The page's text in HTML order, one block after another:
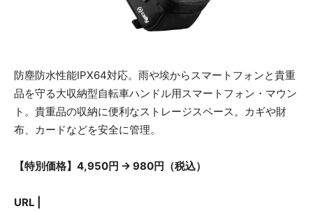
防塵防水性能IPX64対応。雨や埃からスマートフォンと貴重
品を守る大収納型自転車ハンドル用スマートフォン・マウン
ト。貴重品の収納に便利なストレージスペース。カギや財
布、カードなどを安全に管理。
【特別価格】4,950円 → 980円（税込）
URL |